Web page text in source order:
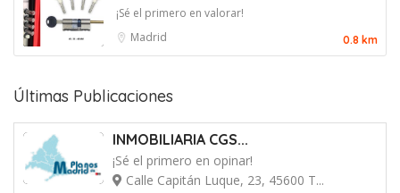
¡Sé el primero en valorar!
Madrid
0.8 km
Últimas Publicaciones
INMOBILIARIA CGS...
¡Sé el primero en opinar!
Calle Capitán Luque, 23, 45600 T...